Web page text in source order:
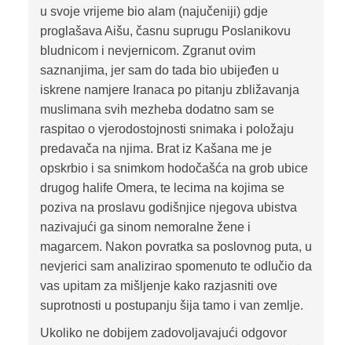
u svoje vrijeme bio alam (najučeniji) gdje
proglašava Aišu, časnu suprugu Poslanikovu
bludnicom i nevjernicom. Zgranut ovim
saznanjima, jer sam do tada bio ubijeđen u
iskrene namjere Iranaca po pitanju zbližavanja
muslimana svih mezheba dodatno sam se
raspitao o vjerodostojnosti snimaka i položaju
predavača na njima. Brat iz Kašana me je
opskrbio i sa snimkom hodočašća na grob ubice
drugog halife Omera, te lecima na kojima se
poziva na proslavu godišnjice njegova ubistva
nazivajući ga sinom nemoralne žene i
magarcem. Nakon povratka sa poslovnog puta, u
nevjerici sam analizirao spomenuto te odlučio da
vas upitam za mišljenje kako razjasniti ove
suprotnosti u postupanju šija tamo i van zemlje.
Ukoliko ne dobijem zadovoljavajući odgovor